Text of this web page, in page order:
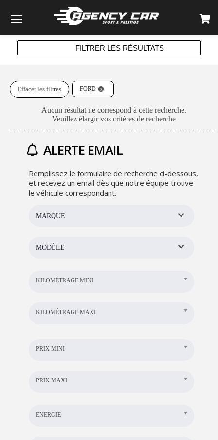
FILTRER LES RÉSULTATS
FORD
Effacer les filtres
Aucun résultat ne correspond à cette recherche.
Veuillez élargir vos critères de recherche
ALERTE EMAIL
Remplissez le formulaire de recherche ci-dessous,
et recevez un email dès que notre équipe trouve
le véhicule correspondant.
MARQUE
MODÈLE
KILOMÉTRAGE MINI
KILOMÉTRAGE MAXI
PRIX MINI
PRIX MAXI
ENERGIE